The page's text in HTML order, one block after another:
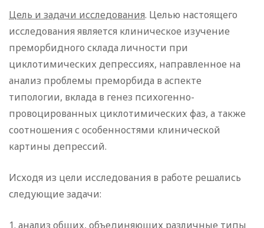
Цель и задачи исследования. Целью настоящего
исследования является клиническое изучение
преморбидного склада личности при
циклотимических депрессиях, направленное на
анализ проблемы преморбида в аспекте
типологии, вклада в генез психогенно-
провоцированных циклотимических фаз, а также
соотношения с особенностями клинической
картины депрессий.
Исходя из цели исследования в работе решались
следующие задачи:
1. анализ общих, объединяющих различные типы